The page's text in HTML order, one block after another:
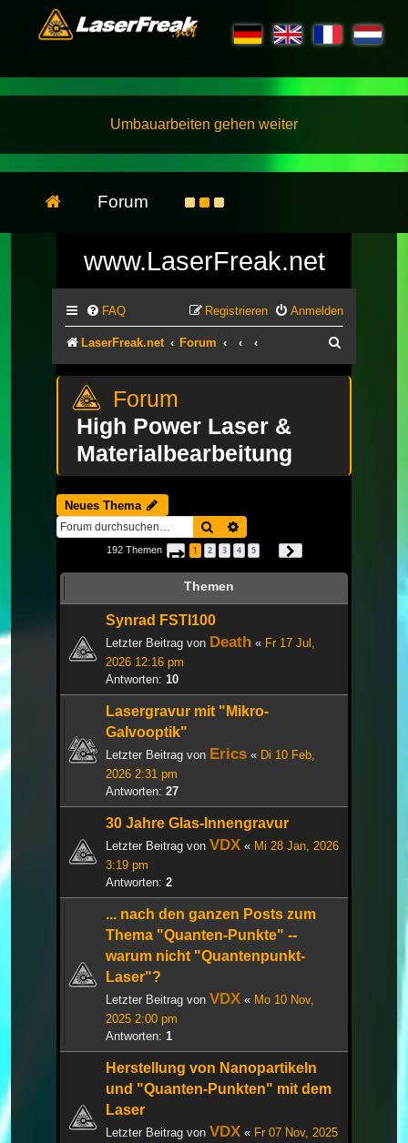
Umbauarbeiten gehen weiter
Forum
www.LaserFreak.net
FAQ Anmelden
Registrieren
LaserFreak.net Forum
High Power Laser &
Materialbearbeitung
Neues Thema
Suche
192 Themen Seite 1von
1 2 3 4 5
Themen
Synrad FSTI100
Letzter Beitrag von Death « Fr 17 Jul,
2026 12:16 pm
Antworten: 10
Lasergravur mit "Mikro-
Galvooptik"
Letzter Beitrag von Erics « Di 10 Feb,
2026 2:31 pm
Antworten: 27
30 Jahre Glas-Innengravur
Letzter Beitrag von VDX « Mi 28 Jan, 2026
3:19 pm
Antworten: 2
... nach den ganzen Posts zum
Thema "Quanten-Punkte" --
warum nicht "Quantenpunkt-
Laser"?
Letzter Beitrag von VDX « Mo 10 Nov,
2025 2:00 pm
Antworten: 1
Herstellung von Nanopartikeln
und "Quanten-Punkten" mit dem
Laser
Letzter Beitrag von VDX « Fr 07 Nov, 2025